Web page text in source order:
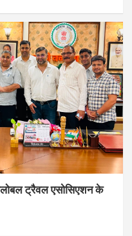
ट्रैवल एसोसिएशन के